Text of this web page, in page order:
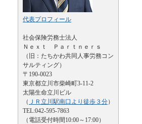
代表プロフィール
社会保険労務士法人
Ｎｅｘｔ Ｐａｒｔｎｅｒｓ
（旧：たちかわ共同人事労務コン
サルティング）
〒190-0023
東京都立川市柴崎町3-11-2
太陽生命立川ビル
（ ＪＲ立川駅南口より徒歩３分）
TEL:042-595-7863
（電話受付時間10:00～17:00）